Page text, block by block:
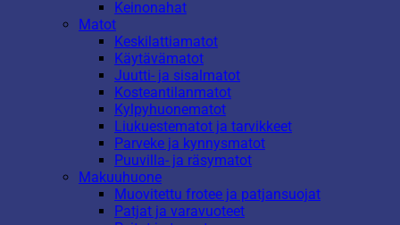
Keinonahat
Matot
Keskilattiamatot
Käytävämatot
Juutti- ja sisalmatot
Kosteantilanmatot
Kylpyhuonematot
Liukuestematot ja tarvikkeet
Parveke ja kynnysmatot
Puuvilla- ja räsymatot
Makuuhuone
Muovitettu frotee ja patjansuojat
Patjat ja varavuoteet